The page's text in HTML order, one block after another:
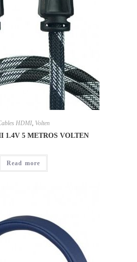
HDMI, Volten
1.4V 5 METROS VOLTEN
Read more